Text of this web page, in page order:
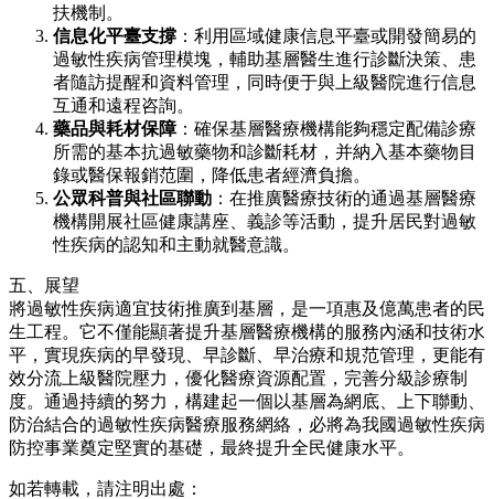
扶機制。
信息化平臺支撐 ：利用區域健康信息平臺或開發簡易的
過敏性疾病管理模塊，輔助基層醫生進行診斷決策、患
者隨訪提醒和資料管理，同時便于與上級醫院進行信息
互通和遠程咨詢。
藥品與耗材保障：確保基層醫療機構能夠穩定配備診療
所需的基本抗過敏藥物和診斷耗材，并納入基本藥物目
錄或醫保報銷范圍，降低患者經濟負擔。
公眾科普與社區聯動 ：在推廣醫療技術的通過基層醫療
機構開展社區健康講座、義診等活動，提升居民對過敏
性疾病的認知和主動就醫意識。
五、展望
將過敏性疾病適宜技術推廣到基層，是一項惠及億萬患者的民
生工程。它不僅能顯著提升基層醫療機構的服務內涵和技術水
平，實現疾病的早發現、早診斷、早治療和規范管理，更能有
效分流上級醫院壓力，優化醫療資源配置，完善分級診療制
度。通過持續的努力，構建起一個以基層為網底、上下聯動、
防治結合的過敏性疾病醫療服務網絡，必將為我國過敏性疾病
防控事業奠定堅實的基礎，最終提升全民健康水平。
如若轉載，請注明出處：